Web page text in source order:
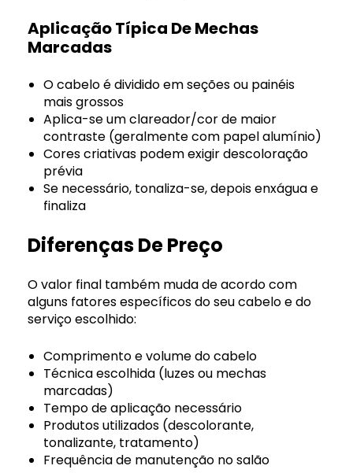
Aplicação Típica De Mechas
Marcadas
O cabelo é dividido em seções ou painéis
mais grossos
Aplica-se um clareador/cor de maior
contraste (geralmente com papel alumínio)
Cores criativas podem exigir descoloração
prévia
Se necessário, tonaliza-se, depois enxágua e
finaliza
Diferenças De Preço
O valor final também muda de acordo com
alguns fatores específicos do seu cabelo e do
serviço escolhido:
Comprimento e volume do cabelo
Técnica escolhida (luzes ou mechas
marcadas)
Tempo de aplicação necessário
Produtos utilizados (descolorante,
tonalizante, tratamento)
Frequência de manutenção no salão